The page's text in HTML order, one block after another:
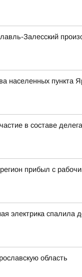
Залесский
населенных
в составе
прибыл с
электрика спалила
область